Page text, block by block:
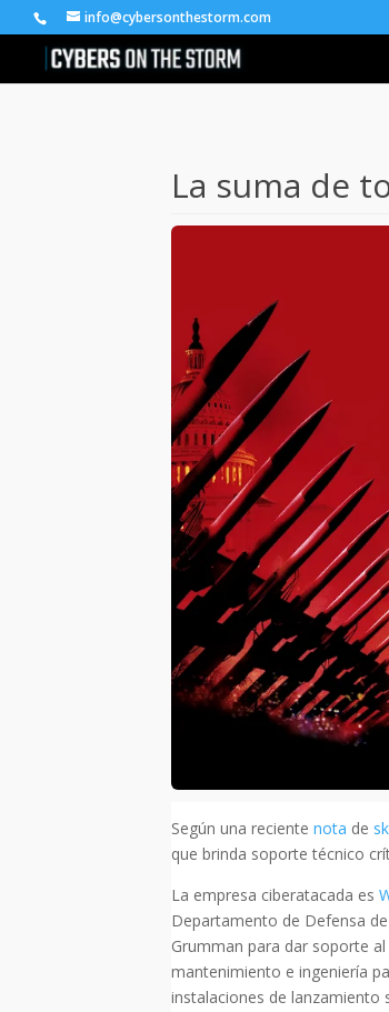
info@cybersonthestorm.com
La suma de
Según una recientenota de
que brinda soporte técnico
La empresa ciberatacada es
Departamento de Defensa
Grumman para dar soporte
mantenimiento e ingeniería
instalaciones de lanzamiento